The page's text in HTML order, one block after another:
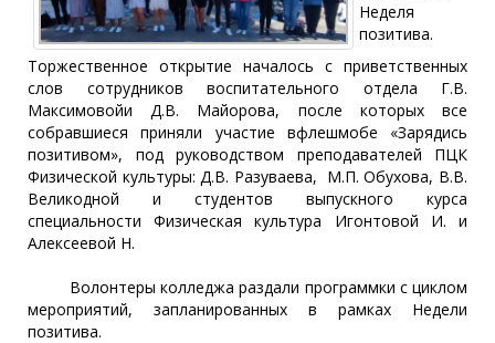
Неделя
позитива.
Торжественное открытие началось с приветственных
слов сотрудников воспитательного отдела Г.В.
Максимовойи Д.В. Майорова, после которых все
собравшиеся приняли участие вфлешмобе «Зарядись
позитивом», под руководством преподавателей ПЦК
Физической культуры: Д.В. Разуваева, М.П. Обухова, В.В.
Великодной и студентов выпускного курса
специальности Физическая культура Игонтовой И. и
Алексеевой Н.
Волонтеры колледжа раздали программки с циклом
мероприятий, запланированных в рамках Недели
позитива.